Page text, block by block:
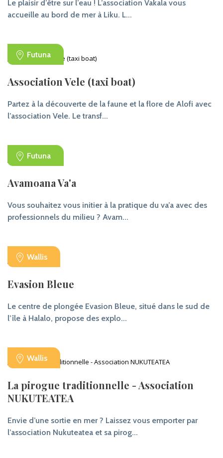
Le plaisir d’être sur l’eau ! L’association Vakala vous
accueille au bord de mer à Liku. L...
Futuna
Association Vele (taxi boat)
Partez à la découverte de la faune et la flore de Alofi avec
l’association Vele. Le transf...
Futuna
Avamoana Va'a
Vous souhaitez vous initier à la pratique du va’a avec des
professionnels du milieu ? Avam...
Wallis
Evasion Bleue
Le centre de plongée Evasion Bleue, situé dans le sud de
l’île à Halalo, propose des explo...
Wallis
La pirogue traditionnelle - Association
NUKUTEATEA
Envie d’une sortie en mer ? Laissez vous emporter par
l’association Nukuteatea et sa pirog...